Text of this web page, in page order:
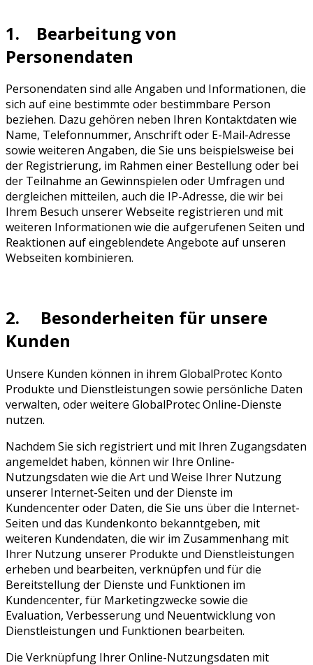
1. Bearbeitung von
Personendaten
Personendaten sind alle Angaben und Informationen, die
sich auf eine bestimmte oder bestimmbare Person
beziehen. Dazu gehören neben Ihren Kontaktdaten wie
Name, Telefonnummer, Anschrift oder E-Mail-Adresse
sowie weiteren Angaben, die Sie uns beispielsweise bei
der Registrierung, im Rahmen einer Bestellung oder bei
der Teilnahme an Gewinnspielen oder Umfragen und
dergleichen mitteilen, auch die IP-Adresse, die wir bei
Ihrem Besuch unserer Webseite registrieren und mit
weiteren Informationen wie die aufgerufenen Seiten und
Reaktionen auf eingeblendete Angebote auf unseren
Webseiten kombinieren.
2. Besonderheiten für unsere
Kunden
Unsere Kunden können in ihrem GlobalProtec Konto
Produkte und Dienstleistungen sowie persönliche Daten
verwalten, oder weitere GlobalProtec Online-Dienste
nutzen.
Nachdem Sie sich registriert und mit Ihren Zugangsdaten
angemeldet haben, können wir Ihre Online-
Nutzungsdaten wie die Art und Weise Ihrer Nutzung
unserer Internet-Seiten und der Dienste im
Kundencenter oder Daten, die Sie uns über die Internet-
Seiten und das Kundenkonto bekanntgeben, mit
weiteren Kundendaten, die wir im Zusammenhang mit
Ihrer Nutzung unserer Produkte und Dienstleistungen
erheben und bearbeiten, verknüpfen und für die
Bereitstellung der Dienste und Funktionen im
Kundencenter, für Marketingzwecke sowie die
Evaluation, Verbesserung und Neuentwicklung von
Dienstleistungen und Funktionen bearbeiten.
Die Verknüpfung Ihrer Online-Nutzungsdaten mit